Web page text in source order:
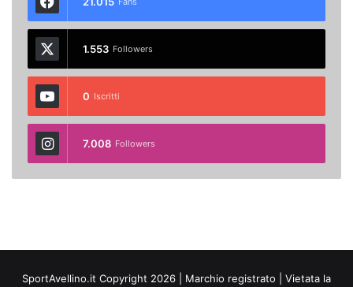
1.553 Followers
0 Iscritti
7.008 Followers
SportAvellino.it Copyright 2026 | Marchio registrato | Vietata la